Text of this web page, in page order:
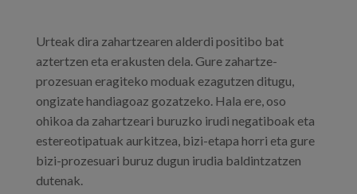
Urteak dira zahartzearen alderdi positibo bat
aztertzen eta erakusten dela. Gure zahartze-
prozesuan eragiteko moduak ezagutzen ditugu,
ongizate handiagoaz gozatzeko. Hala ere, oso
ohikoa da zahartzeari buruzko irudi negatiboak eta
estereotipatuak aurkitzea, bizi-etapa horri eta gure
bizi-prozesuari buruz dugun irudia baldintzatzen
dutenak.